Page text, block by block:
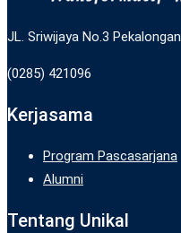
JL. Sriwijaya No.3 Pekalongan
(0285) 421096
Kerjasama
Program Pascasarjana
Alumni
Tentang Unikal